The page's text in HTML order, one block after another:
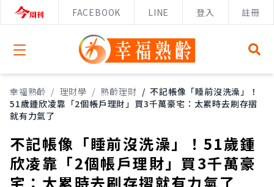
FACEBOOK LINE 登入 註冊
Open menu
幸福熟齡 / 理財學 / 熟齡理財 / 不記帳像「睡前沒洗澡」！
51歲鍾欣凌靠「2個帳戶理財」買3千萬豪宅：太累時去刷存摺
就有力氣了
不記帳像「睡前沒洗澡」！51歲鍾
欣凌靠「2個帳戶理財」買3千萬豪
宅：太累時去刷存摺就有力氣了